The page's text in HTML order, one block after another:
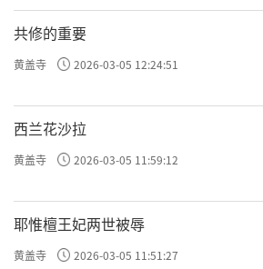
共修的重要
黄盖寺 2026-03-05 12:24:51
西兰花沙拉
黄盖寺 2026-03-05 11:59:12
耶惟檀王妃两世被辱
黄盖寺 2026-03-05 11:51:27